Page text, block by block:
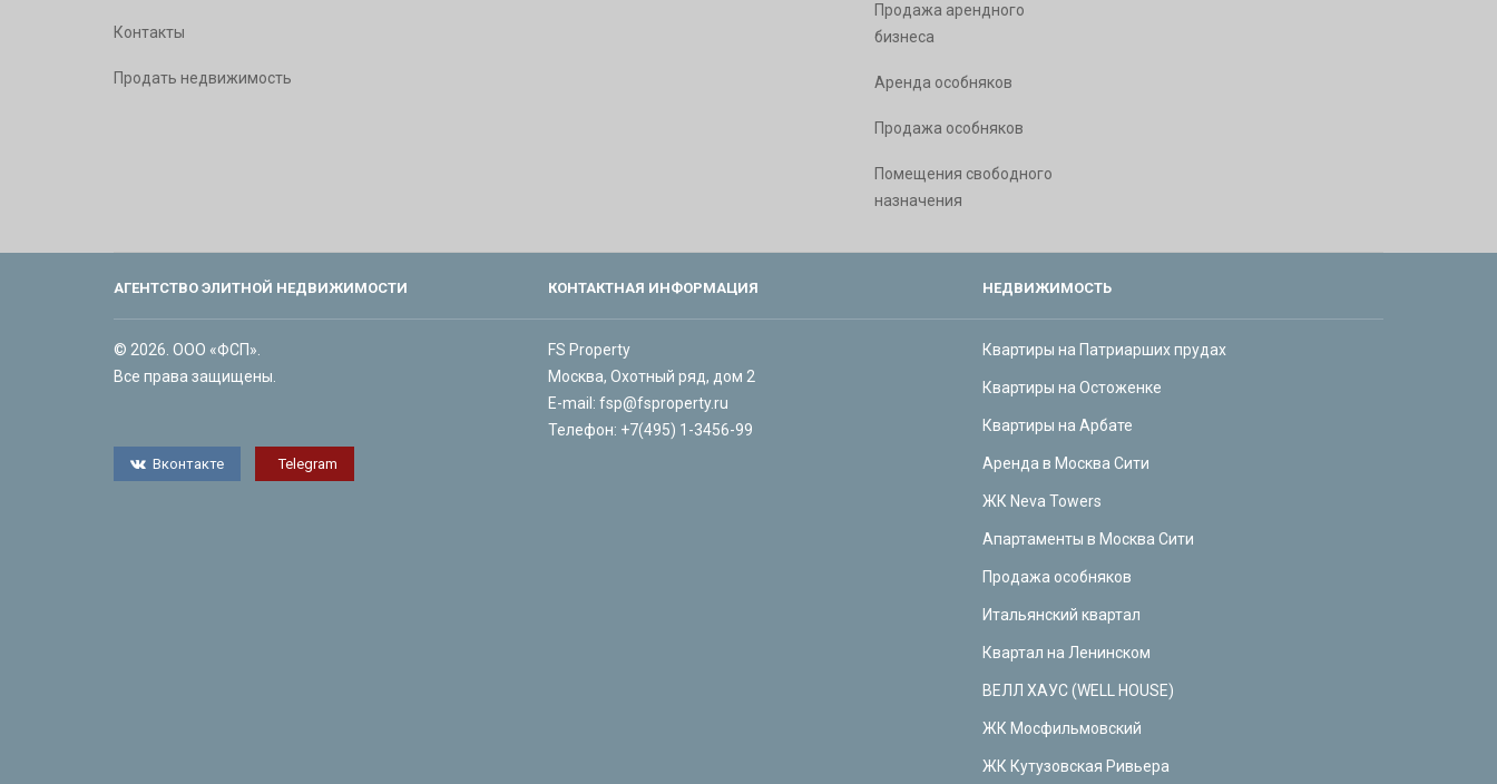
Контакты
Продать недвижимость
Продажа арендного
бизнеса
Аренда особняков
Продажа особняков
Помещения свободного
назначения
АГЕНТСТВО ЭЛИТНОЙ НЕДВИЖИМОСТИ
© 2026. ООО «ФСП».
Все права защищены.
Вконтакте Telegram
КОНТАКТНАЯ ИНФОРМАЦИЯ
FS Property
Москва, Охотный ряд, дом 2
E-mail: fsp@fsproperty.ru
Телефон: +7(495) 1-3456-99
НЕДВИЖИМОСТЬ
Квартиры на Патриарших прудах
Квартиры на Остоженке
Квартиры на Арбате
Аренда в Москва Сити
ЖК Neva Towers
Апартаменты в Москва Сити
Продажа особняков
Итальянский квартал
Квартал на Ленинском
ВЕЛЛ ХАУС (WELL HOUSE)
ЖК Мосфильмовский
ЖК Кутузовская Ривьера